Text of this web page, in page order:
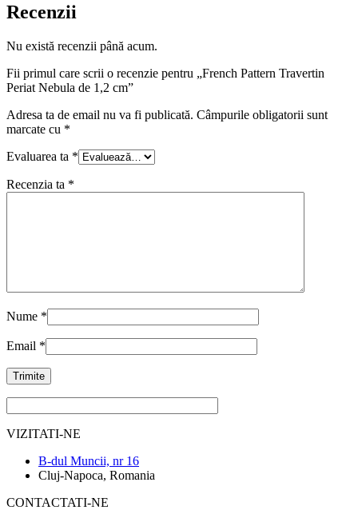
Recenzii
Nu există recenzii până acum.
Fii primul care scrii o recenzie pentru „French Pattern Travertin
Periat Nebula de 1,2 cm”
Adresa ta de email nu va fi publicată. Câmpurile obligatorii sunt
marcate cu *
Evaluarea ta *
Recenzia ta *
Nume *
Email *
VIZITATI-NE
B-dul Muncii, nr 16
Cluj-Napoca, Romania
CONTACTATI-NE